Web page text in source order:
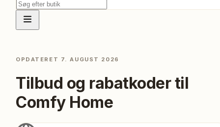
OPDATERET 7. AUGUST 2026
Tilbud og rabatkoder til
Comfy Home